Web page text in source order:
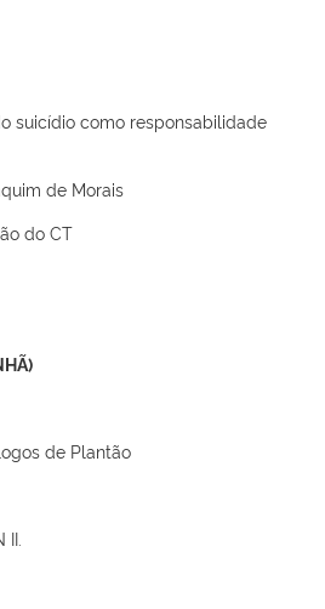
suicídio como responsabilidade
de Morais
do CT
de Plantão
II.